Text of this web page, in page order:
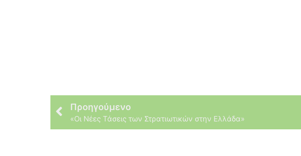
Προηγούμενο
«Οι Νέες Τάσεις των Στρατιωτικών στην Ελλάδα»